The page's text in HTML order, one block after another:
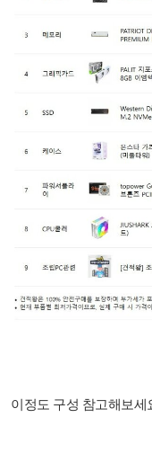
이정도 구성 참고해보세